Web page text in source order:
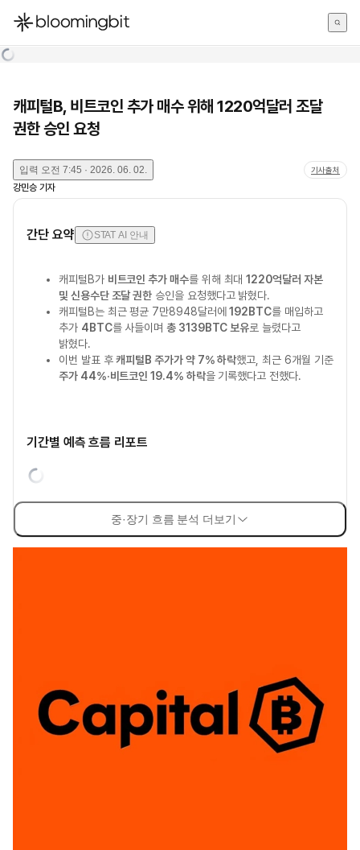
한국어
캐피털B, 비트코인 추가 매수 위해 1220억달러 조달
권한 승인 요청
입력 오전 7:45 · 2026. 06. 02. 기사출처
강민승 기자
간단 요약 STAT AI 안내
캐피털B가 비트코인 추가 매수를 위해 최대1220억달러 자본
및 신용수단 조달 권한 승인을 요청했다고 밝혔다.
캐피털B는 최근 평균 7만8948달러에192BTC를 매입하고
추가 4BTC를 사들이며총 3139BTC 보유로 늘렸다고
밝혔다.
이번 발표 후캐피털B 주가가 약 7% 하락했고, 최근 6개월 기준
주가 44%·비트코인 19.4% 하락을 기록했다고 전했다.
기간별 예측 흐름 리포트
중·장기 흐름 분석 더보기